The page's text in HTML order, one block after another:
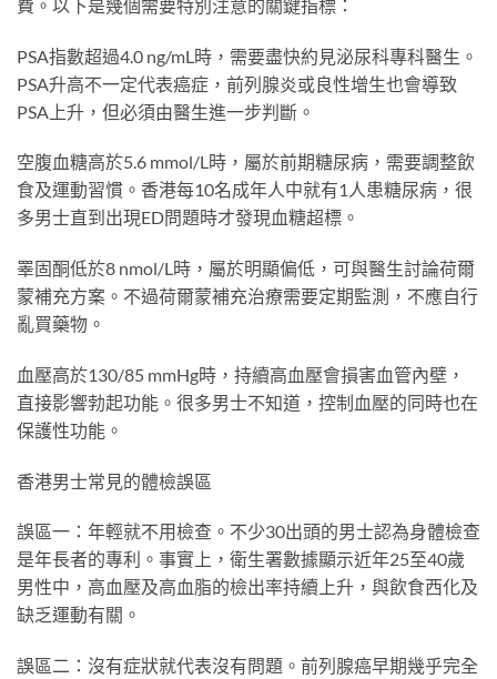
費。以下是幾個需要特別注意的關鍵指標：
PSA指數超過4.0 ng/mL時，需要盡快約見泌尿科專科醫生。
PSA升高不一定代表癌症，前列腺炎或良性增生也會導致
PSA上升，但必須由醫生進一步判斷。
空腹血糖高於5.6 mmol/L時，屬於前期糖尿病，需要調整飲
食及運動習慣。香港每10名成年人中就有1人患糖尿病，很
多男士直到出現ED問題時才發現血糖超標。
睪固酮低於8 nmol/L時，屬於明顯偏低，可與醫生討論荷爾
蒙補充方案。不過荷爾蒙補充治療需要定期監測，不應自行
亂買藥物。
血壓高於130/85 mmHg時，持續高血壓會損害血管內壁，
直接影響勃起功能。很多男士不知道，控制血壓的同時也在
保護性功能。
香港男士常見的體檢誤區
誤區一：年輕就不用檢查。不少30出頭的男士認為身體檢查
是年長者的專利。事實上，衛生署數據顯示近年25至40歲
男性中，高血壓及高血脂的檢出率持續上升，與飲食西化及
缺乏運動有關。
誤區二：沒有症狀就代表沒有問題。前列腺癌早期幾乎完全